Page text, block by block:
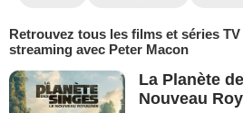
Retrouvez tous les films et séries
streaming avec Peter Macon
La Planète
Nouveau